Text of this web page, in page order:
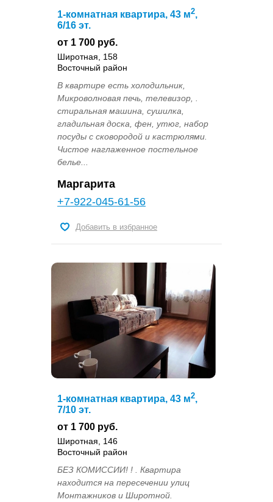
1-комнатная квартира, 43 м2,
6/16 эт.
от 1 700 руб.
Широтная, 158
Восточный район
В квартире есть холодильник,
Микроволновая печь, телевизор, .
стиральная машина, сушилка,
гладильная доска, фен, утюг, набор
посуды с сковородой и кастрюлями.
Чистое наглаженное постельное
белье...
Маргарита
+7-922-045-61-56
Добавить в избранное
1-комнатная квартира, 43 м2,
7/10 эт.
от 1 700 руб.
Широтная, 146
Восточный район
БЕЗ КОМИССИИ! ! . Квартира
находится на пересечении улиц
Монтажников и Широтной.